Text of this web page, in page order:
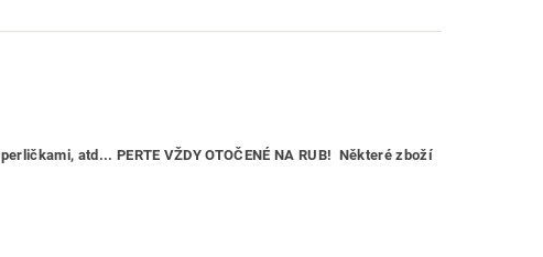
atd... PERTE VŽDY OTOČENÉ NA RUB! Některé zboží